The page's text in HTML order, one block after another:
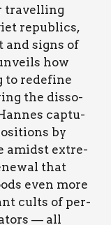
tra­vel­ling
repu­blics,
and signs of
how
to rede­fi­ne
the dis­so­
cap­tu­
by
amid­st extre­
that
even more
cul­ts of per­
— all